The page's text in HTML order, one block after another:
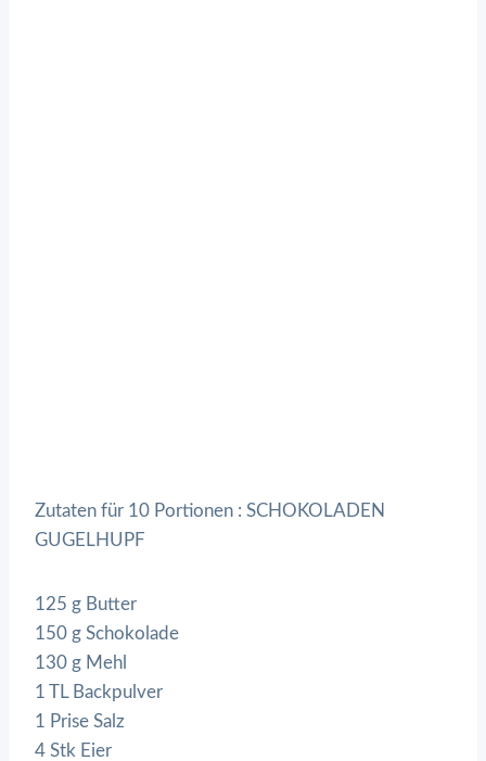
Zutaten für 10 Portionen : SCHOKOLADEN
GUGELHUPF
125 g Butter
150 g Schokolade
130 g Mehl
1 TL Backpulver
1 Prise Salz
4 Stk Eier